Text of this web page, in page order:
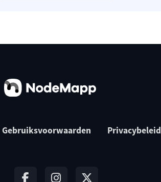
Gebruiksvoorwaarden Privacybeleid